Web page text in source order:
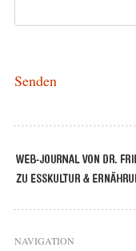
NAVIGATION